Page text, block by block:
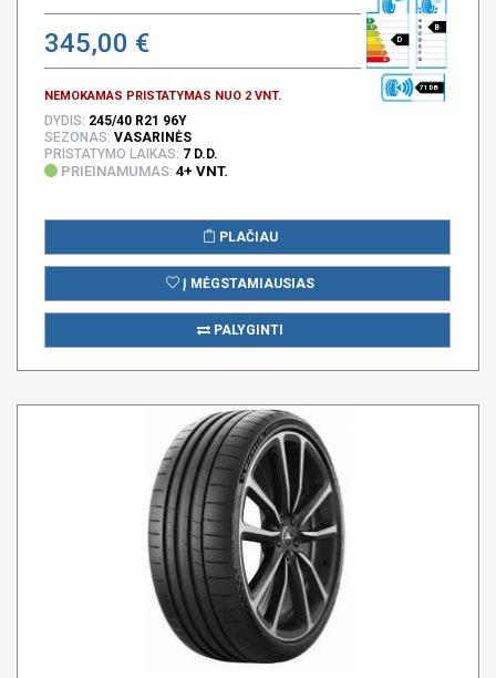
345,00 €
NEMOKAMAS PRISTATYMAS NUO 2 VNT.
D
B
71 DB
DYDIS: 245/40 R21 96Y
SEZONAS: VASARINĖS
PRISTATYMO LAIKAS: 7 D.D.
PRIEINAMUMAS: 4+ VNT.
PLAČIAU
Į MĖGSTAMIAUSIAS
PALYGINTI